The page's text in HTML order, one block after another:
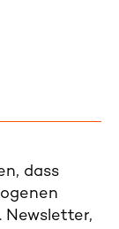
dass
Newsletter,